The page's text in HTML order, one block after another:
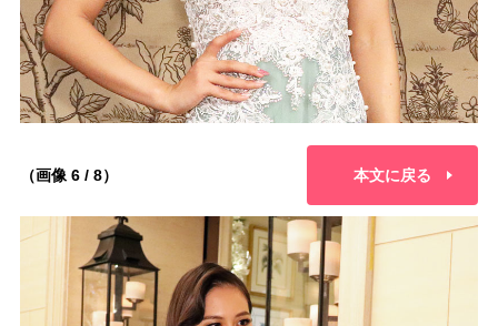
（画像 6 / 8） 本文に戻る